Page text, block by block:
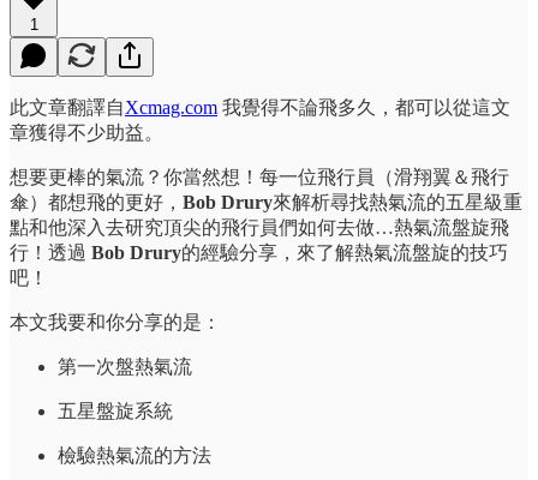
1
此文章翻譯自Xcmag.com 我覺得不論飛多久，都可以從這文
章獲得不少助益。
想要更棒的氣流？你當然想！每一位飛行員（滑翔翼＆飛行
傘）都想飛的更好， Bob Drury來解析尋找熱氣流的五星級重
點和他深入去研究頂尖的飛行員們如何去做…熱氣流盤旋飛
行！透過 Bob Drury的經驗分享，來了解熱氣流盤旋的技巧
吧！
本文我要和你分享的是：
第一次盤熱氣流
五星盤旋系統
檢驗熱氣流的方法